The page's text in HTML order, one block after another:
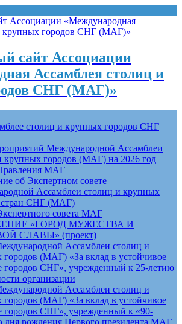
сайт Ассоциации
Ассамблея столиц и
СНГ (МАГ)»
столиц и крупных городов СНГ
Международной Ассамблеи
крупных городов (МАГ) на 2026 год
МАГ
об Экспертном совете
Ассамблеи столиц и крупных
стран СНГ (МАГ)
совета МАГ
«ГОРОД МУЖЕСТВА И
СЛАВЫ» (проект)
Ассамблеи столиц и
городов (МАГ) «За вклад в устойчивое
городов СНГ», учрежденный к 25-летию
организации
Ассамблеи столиц и
городов (МАГ) «За вклад в устойчивое
городов СНГ», учрежденный к «90-
дня рождения Первого президента МАГ